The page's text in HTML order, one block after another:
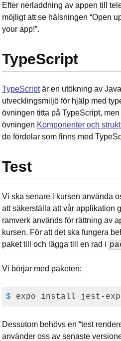
Efter nerladdning av appen till
möjligt att se hälsningen “Open
your app!”.
TypeScript
TypeScriptär en utökning av
utvecklingsmiljö för hjälp med
övningen titta på TypeScript,
övningen Komponenter och
de fördelar som finns med
Test
Vi ska senare i kursen använda
att säkerställa att vår applikation
ramverk används för rättning av
kursen. För att det ska fungera
paket till och lägga till en rad i
Vi börjar med paketen:
$ expo install jest-
Dessutom behövs en “test
använder oss av senaste